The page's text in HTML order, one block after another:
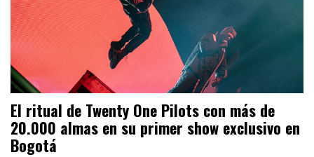
El ritual de Twenty One Pilots con más de
20.000 almas en su primer show exclusivo en
Bogotá